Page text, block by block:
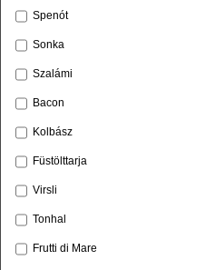
Spenót
Sonka
Szalámi
Bacon
Kolbász
Füstölttarja
Virsli
Tonhal
Frutti di Mare